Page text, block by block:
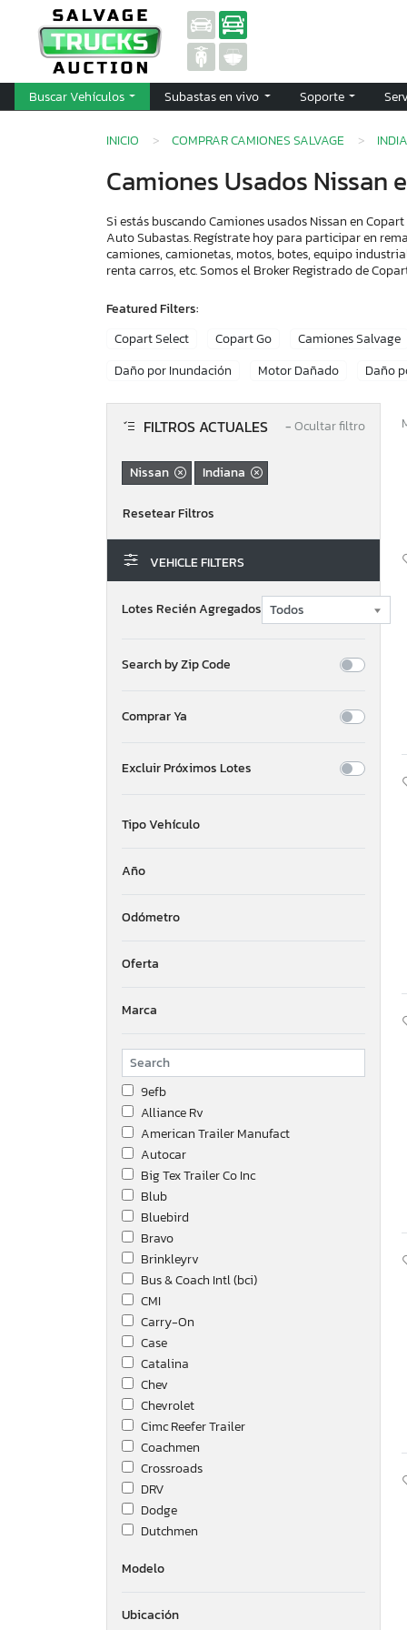
Buscar Vehículos Subastas en vivo Soporte
INICIO COMPRAR CAMIONES SALVAGE
Camiones Usados Nissan
Si estás buscando Camiones usados Nissan en
Auto Subastas. Regístrate hoy para participar en
camiones, camionetas, motos, botes, equipo
renta carros, etc. Somos el Broker Registrado de
Featured Filters:
Copart Select
Copart Go Camiones Salvage
Daño por Inundación
Motor Dañado Daño
FILTROS ACTUALES −Ocultar filtro
Nissan Indiana
VEHICLE FILTERS
Lotes Recién Agregados
Search by Zip Code
Comprar Ya
Excluir Próximos Lotes
Tipo Vehículo
Año
Odómetro
Oferta
Marca
9efb
Alliance Rv
American Trailer Manufact
Autocar
Big Tex Trailer Co Inc
Blub
Bluebird
Bravo
Brinkleyrv
Bus & Coach Intl (bci)
CMI
Carry-On
Case
Catalina
Chev
Chevrolet
Cimc Reefer Trailer
Coachmen
Crossroads
DRV
Dodge
Dutchmen
Ford
Forest River
Modelo
Ubicación